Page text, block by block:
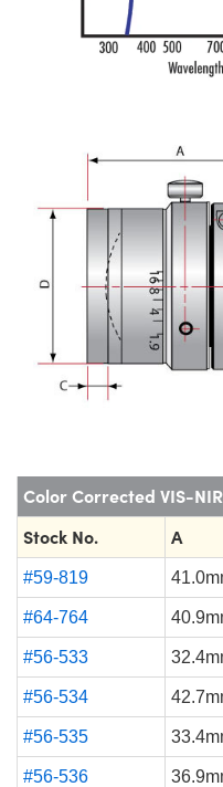
Color Corrected VIS-
Stock No.
A
#59-819
#64-764
#56-533
#56-534
#56-535
#56-536